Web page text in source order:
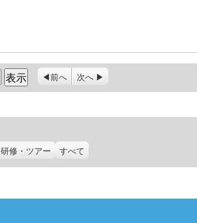
前へ 次へ
研修・ツアー すべて